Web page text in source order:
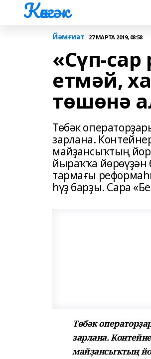
Көнгәк
Йәмғиәт 27 МАРТА 2019, 08:58
«Сүп-
етмәй,
төшөнә
Төбәк
зарлана.
майҙансыҡтың
йыраҡҡа
тармағы
һүҙ барҙы. Сара
Төбәк
зарлана.
майҙансыҡтың